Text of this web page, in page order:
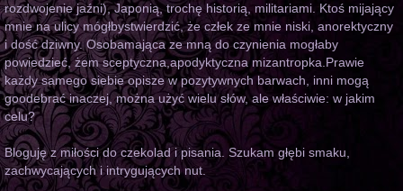
rozdwojenie jaźni), Japonią, trochę historią, militariami. Ktoś mijający
mnie na ulicy mógłbystwierdzić, że człek ze mnie niski, anorektyczny
i dość dziwny. Osobamająca ze mną do czynienia mogłaby
powiedzieć, żem sceptyczna,apodyktyczna mizantropka.Prawie
każdy samego siebie opisze w pozytywnych barwach, inni mogą
goodebrać inaczej, można użyć wielu słów, ale właściwie: w jakim
celu?
Bloguję z miłości do czekolad i pisania. Szukam głębi smaku,
zachwycających i intrygujących nut.